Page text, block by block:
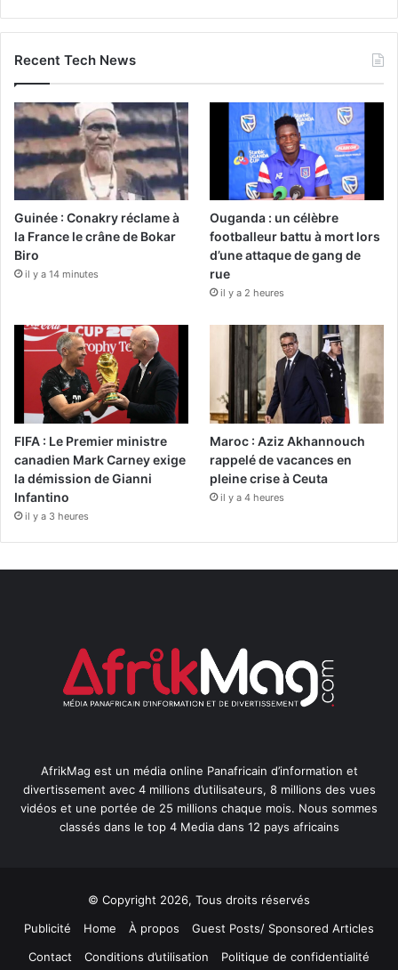
Recent Tech News
Guinée : Conakry réclame à
la France le crâne de Bokar
Biro
il y a 14 minutes
Ouganda : un célèbre
footballeur battu à mort lors
d’une attaque de gang de
rue
il y a 2 heures
FIFA : Le Premier ministre
canadien Mark Carney exige
la démission de Gianni
Infantino
il y a 3 heures
Maroc : Aziz Akhannouch
rappelé de vacances en
pleine crise à Ceuta
il y a 4 heures
AfrikMag est un média online Panafricain d’information et
divertissement avec 4 millions d’utilisateurs, 8 millions des vues
vidéos et une portée de 25 millions chaque mois. Nous sommes
classés dans le top 4 Media dans 12 pays africains
© Copyright 2026, Tous droits réservés
Publicité
Home À propos
Guest Posts/ Sponsored Articles
Contact
Conditions d’utilisation Politique de confidentialité